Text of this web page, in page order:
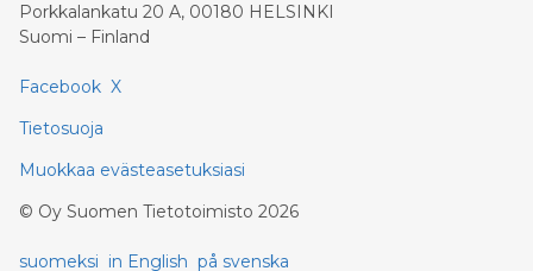
Porkkalankatu 20 A, 00180 HELSINKI
Suomi – Finland
Facebook X
Tietosuoja
Muokkaa evästeasetuksiasi
© Oy Suomen Tietotoimisto 2026
suomeksi in English på svenska